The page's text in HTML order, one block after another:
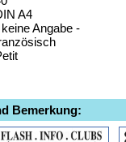
A4
Angabe -
Bemerkung: